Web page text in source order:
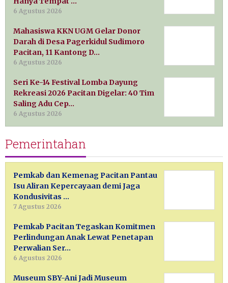
6 Agustus 2026
Mahasiswa KKN UGM Gelar Donor
Darah di Desa Pagerkidul Sudimoro
Pacitan, 11 Kantong D…
6 Agustus 2026
Seri Ke-14 Festival Lomba Dayung
Rekreasi 2026 Pacitan Digelar: 40 Tim
Saling Adu Cep…
6 Agustus 2026
Pemerintahan
Pemkab dan Kemenag Pacitan Pantau
Isu Aliran Kepercayaan demi Jaga
Kondusivitas …
7 Agustus 2026
Pemkab Pacitan Tegaskan Komitmen
Perlindungan Anak Lewat Penetapan
Perwalian Ser…
6 Agustus 2026
Museum SBY-Ani Jadi Museum